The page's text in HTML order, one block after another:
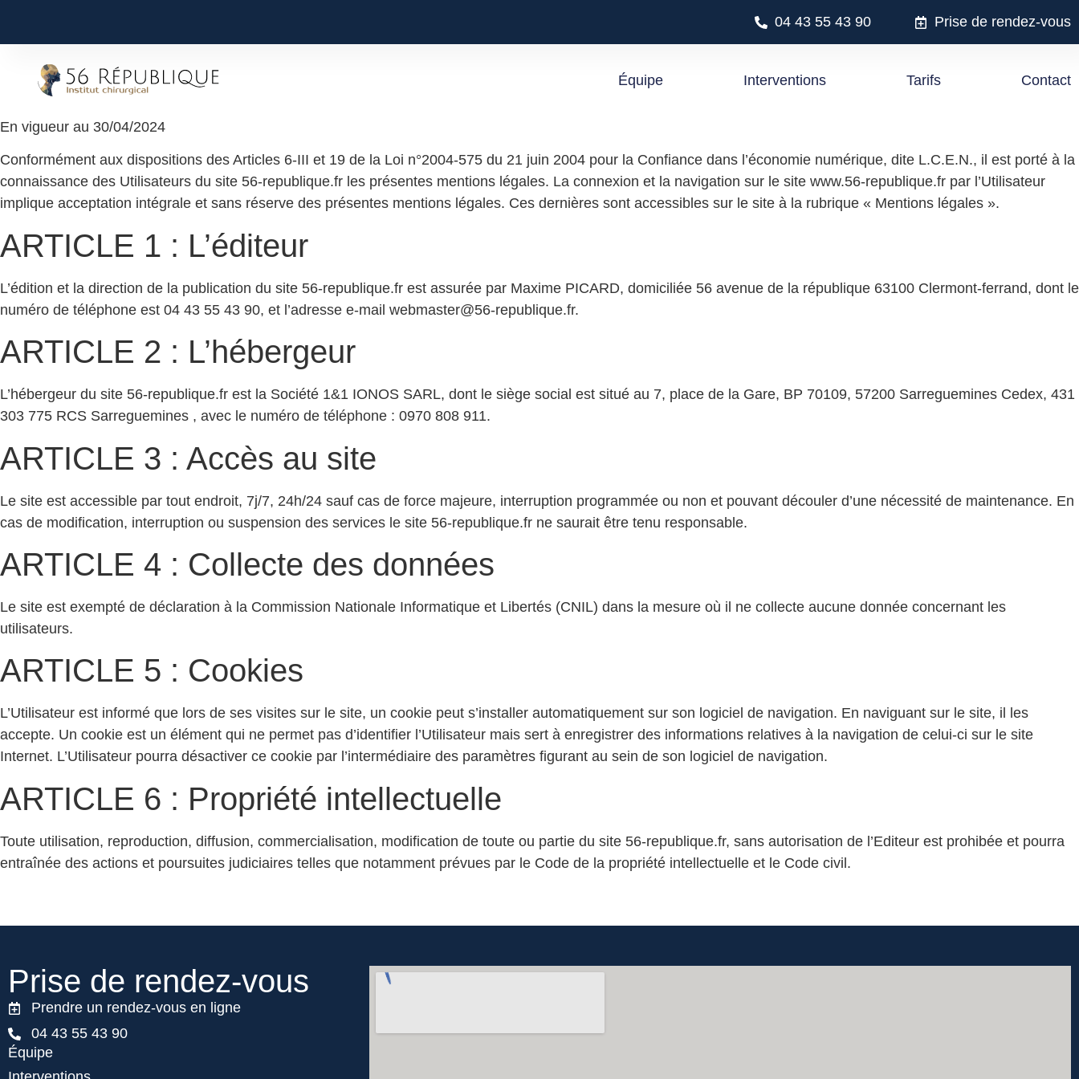
04 43 55 43 90 Prise de rendez-vous
Équipe Interventions Tarifs Contact
En vigueur au 30/04/2024
Conformément aux dispositions des Articles 6-III et 19 de la Loi n°2004-575 du 21 juin 2004 pour la Confiance dans l’économie numérique, dite L.C.E.N., il est porté à la
connaissance des Utilisateurs du site 56-republique.fr les présentes mentions légales. La connexion et la navigation sur le site www.56-republique.fr par l’Utilisateur
implique acceptation intégrale et sans réserve des présentes mentions légales. Ces dernières sont accessibles sur le site à la rubrique « Mentions légales ».
ARTICLE 1 : L’éditeur
L’édition et la direction de la publication du site 56-republique.fr est assurée par Maxime PICARD, domiciliée 56 avenue de la république 63100 Clermont-ferrand, dont le
numéro de téléphone est 04 43 55 43 90, et l’adresse e-mail webmaster@56-republique.fr.
ARTICLE 2 : L’hébergeur
L’hébergeur du site 56-republique.fr est la Société 1&1 IONOS SARL, dont le siège social est situé au 7, place de la Gare, BP 70109, 57200 Sarreguemines Cedex, 431
303 775 RCS Sarreguemines , avec le numéro de téléphone : 0970 808 911.
ARTICLE 3 : Accès au site
Le site est accessible par tout endroit, 7j/7, 24h/24 sauf cas de force majeure, interruption programmée ou non et pouvant découler d’une nécessité de maintenance. En
cas de modification, interruption ou suspension des services le site 56-republique.fr ne saurait être tenu responsable.
ARTICLE 4 : Collecte des données
Le site est exempté de déclaration à la Commission Nationale Informatique et Libertés (CNIL) dans la mesure où il ne collecte aucune donnée concernant les
utilisateurs.
ARTICLE 5 : Cookies
L’Utilisateur est informé que lors de ses visites sur le site, un cookie peut s’installer automatiquement sur son logiciel de navigation. En naviguant sur le site, il les
accepte. Un cookie est un élément qui ne permet pas d’identifier l’Utilisateur mais sert à enregistrer des informations relatives à la navigation de celui-ci sur le site
Internet. L’Utilisateur pourra désactiver ce cookie par l’intermédiaire des paramètres figurant au sein de son logiciel de navigation.
ARTICLE 6 : Propriété intellectuelle
Toute utilisation, reproduction, diffusion, commercialisation, modification de toute ou partie du site 56-republique.fr, sans autorisation de l’Editeur est prohibée et pourra
entraînée des actions et poursuites judiciaires telles que notamment prévues par le Code de la propriété intellectuelle et le Code civil.
Prise de rendez-vous
Prendre un rendez-vous en ligne
04 43 55 43 90
Équipe